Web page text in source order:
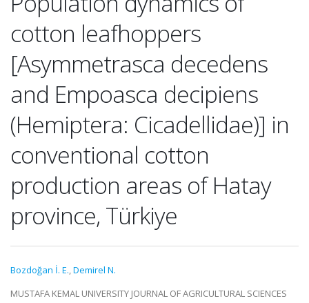
cotton leafhoppers
[Asymmetrasca decedens
and Empoasca decipiens
(Hemiptera: Cicadellidae)] in
conventional cotton
production areas of Hatay
province, Türkiye
Bozdoğan İ. E.,Demirel N.
MUSTAFA KEMAL UNIVERSITY JOURNAL OF AGRICULTURAL SCIENCES